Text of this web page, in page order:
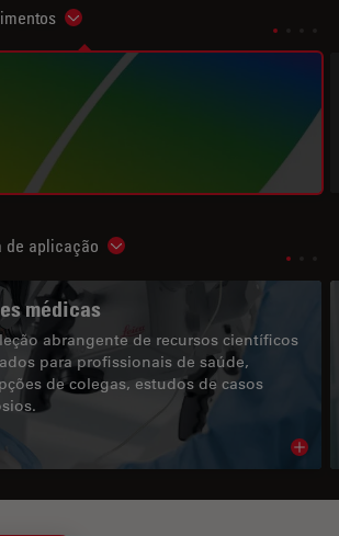
Show subnavigation
de aplicação Show subnavigation
médicas
abrangente de recursos científicos
para profissionais de saúde,
de colegas, estudos de casos